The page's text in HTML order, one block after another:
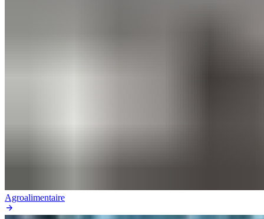
Agroalimentaire